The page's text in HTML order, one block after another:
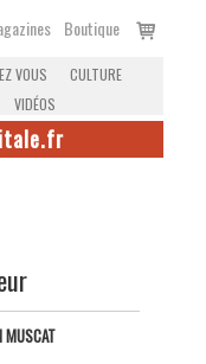
Boutique
Voir
VOUS
CULTURE
VIDÉOS
MUSCAT